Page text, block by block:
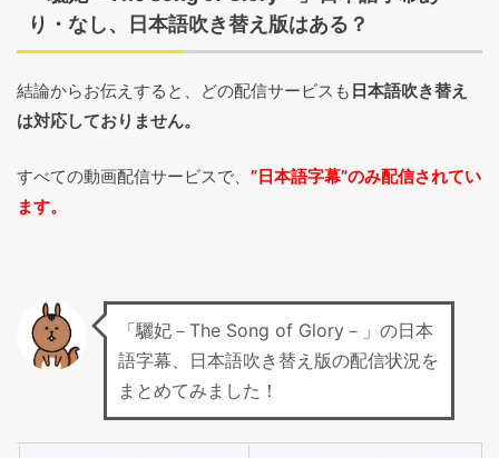
り・なし、日本語吹き替え版はある？
結論からお伝えすると、どの配信サービスも 日本語吹き替え
は対応しておりません。
すべての動画配信サービスで、 ”日本語字幕”のみ配信されてい
ます。
「驪妃－The Song of Glory－」の日本
語字幕、日本語吹き替え版の配信状況を
まとめてみました！